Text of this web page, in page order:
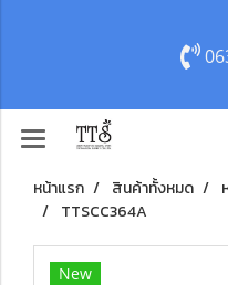
หน้าแรก สินค้าทั้งหมด
TTSCC364A
New